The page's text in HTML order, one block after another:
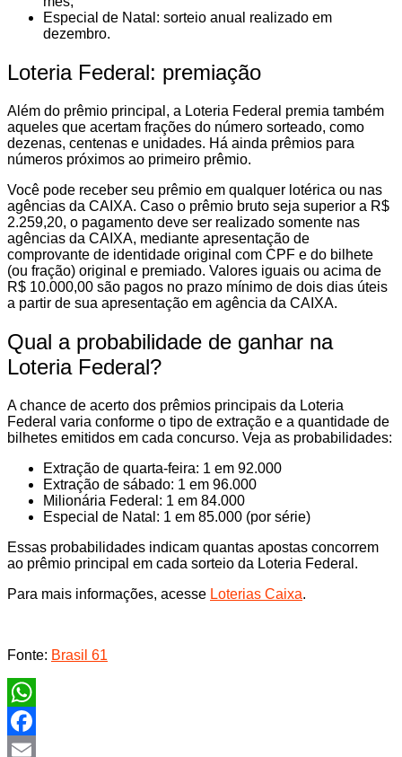
Especial de Natal: sorteio anual realizado em
dezembro.
Loteria Federal: premiação
Além do prêmio principal, a Loteria Federal premia também
aqueles que acertam frações do número sorteado, como
dezenas, centenas e unidades. Há ainda prêmios para
números próximos ao primeiro prêmio.
Você pode receber seu prêmio em qualquer lotérica ou nas
agências da CAIXA. Caso o prêmio bruto seja superior a R$
2.259,20, o pagamento deve ser realizado somente nas
agências da CAIXA, mediante apresentação de
comprovante de identidade original com CPF e do bilhete
(ou fração) original e premiado. Valores iguais ou acima de
R$ 10.000,00 são pagos no prazo mínimo de dois dias úteis
a partir de sua apresentação em agência da CAIXA.
Qual a probabilidade de ganhar na
Loteria Federal?
A chance de acerto dos prêmios principais da Loteria
Federal varia conforme o tipo de extração e a quantidade de
bilhetes emitidos em cada concurso. Veja as probabilidades:
Extração de quarta-feira: 1 em 92.000
Extração de sábado: 1 em 96.000
Milionária Federal: 1 em 84.000
Especial de Natal: 1 em 85.000 (por série)
Essas probabilidades indicam quantas apostas concorrem
ao prêmio principal em cada sorteio da Loteria Federal.
Para mais informações, acesse Loterias Caixa.
Fonte: Brasil 61
WhatsApp
Facebook